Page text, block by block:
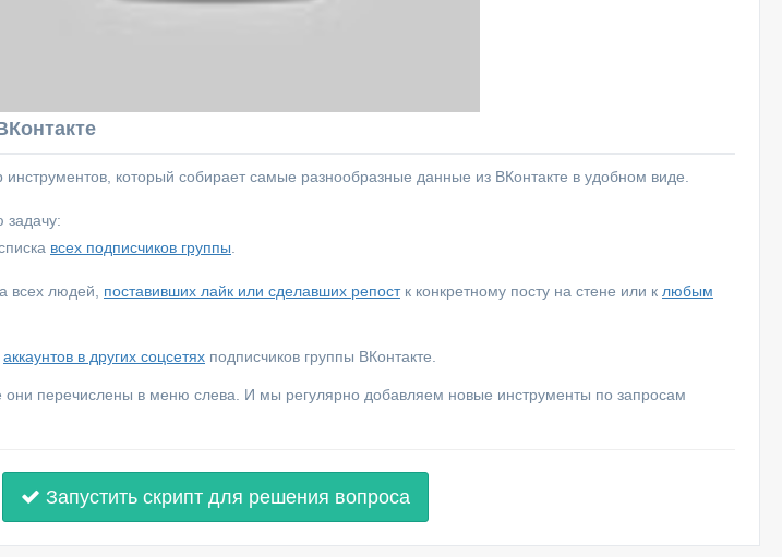
который собирает самые разнообразные данные из ВКонтакте в удобном виде.
задачу:
всех подписчиков группы
всех людей, поставивших лайк или сделавших репостк конкретному посту на стене или к любым
аккаунтов в других соцсетях подписчиков группы ВКонтакте.
они перечислены в меню слева. И мы регулярно добавляем новые инструменты по запросам
Запустить скрипт для решения вопроса